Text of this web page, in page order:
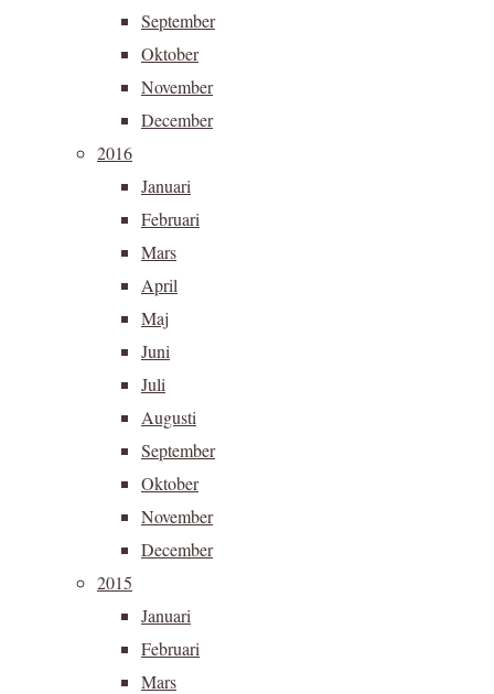
September
Oktober
November
December
2016
Januari
Februari
Mars
April
Maj
Juni
Juli
Augusti
September
Oktober
November
December
2015
Januari
Februari
Mars